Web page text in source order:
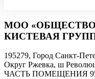
МОО
КИСТЕВАЯ
195279, Город Санкт-
Округ Ржевка, ш
ЧАСТЬ ПОМЕЩЕНИЯ